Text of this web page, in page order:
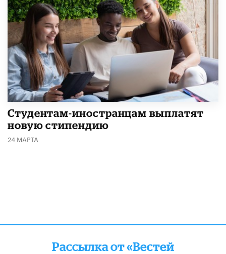
Студентам-иностранцам выплатят
новую стипендию
24 МАРТА
Рассылка от «Вестей